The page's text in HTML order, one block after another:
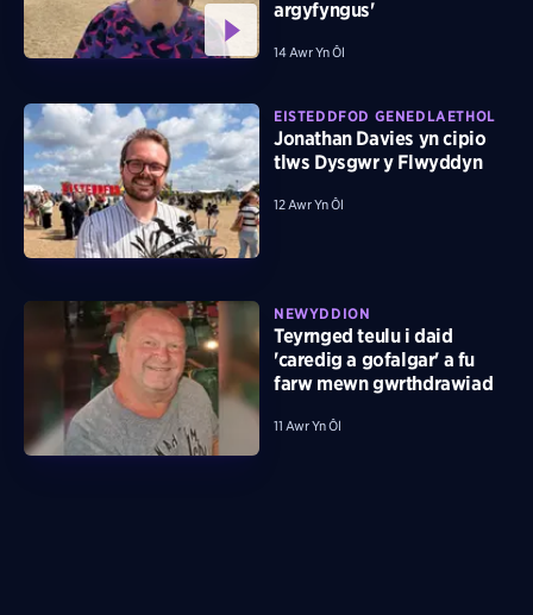
argyfyngus'
14 Awr Yn Ôl
EISTEDDFOD GENEDLAETHOL
Jonathan Davies yn cipio
tlws Dysgwr y Flwyddyn
12 Awr Yn Ôl
NEWYDDION
Teyrnged teulu i daid
'caredig a gofalgar' a fu
farw mewn gwrthdrawiad
11 Awr Yn Ôl